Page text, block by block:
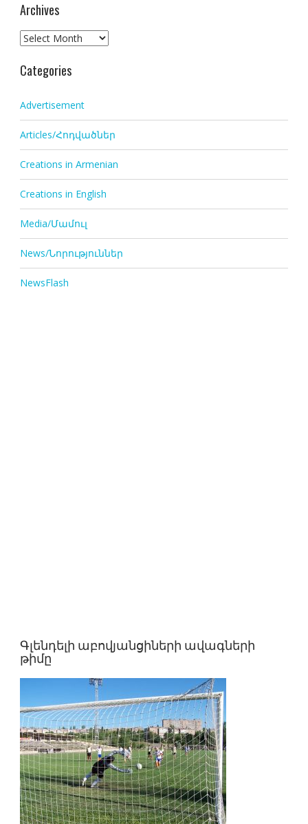
Archives
Archives
Categories
Advertisement
Articles/Հոդվածներ
Creations in Armenian
Creations in English
Media/Մամուլ
News/Նորություններ
NewsFlash
Գլենդելի աբովյանցիների ավագների
թիմը